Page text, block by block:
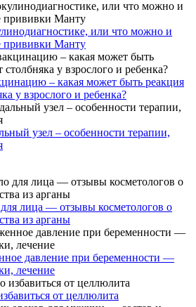
или что можно и
прививки Манту
– какая может быть реакция
у взрослого и ребенка?
узел – особенности терапии,
лица — отзывы косметологов о
из арганы
давление при беременности —
лечение
от целлюлита